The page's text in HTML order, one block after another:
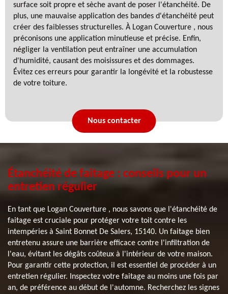
surface soit propre et sèche avant de poser l'étanchéité. De
plus, une mauvaise application des bandes d'étanchéité peut
créer des faiblesses structurelles. À Logan Couverture , nous
préconisons une application minutieuse et précise. Enfin,
négliger la ventilation peut entraîner une accumulation
d'humidité, causant des moisissures et des dommages.
Évitez ces erreurs pour garantir la longévité et la robustesse
de votre toiture.
Nous contacter
Étanchéité de faitage : conseils pour un
entretien régulier
En tant que Logan Couverture , nous savons que l'étanchéité de
faitage est cruciale pour protéger votre toit contre les
intempéries à Saint Bonnet De Salers, 15140. Un faitage bien
entretenu assure une barrière efficace contre l'infiltration de
l'eau, évitant les dégâts coûteux à l'intérieur de votre maison.
Pour garantir cette protection, il est essentiel de procéder à un
entretien régulier. Inspectez votre faitage au moins une fois par
an, de préférence au début de l'automne. Recherchez les signes